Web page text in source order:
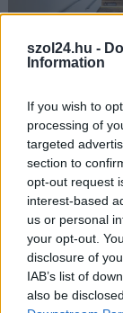
szol24.hu -
Information
If you wish to
processing of
targeted
section to
opt-out request
interest-based
us or personal
your opt-out.
disclosure of
IAB’s list of
also be
üzemzavar miatt.
felsővezetéki
avartűz nehezíti
közleménye
haladhatnak a
TOVÁBB OLVASOM
JNSZ megyei hírek